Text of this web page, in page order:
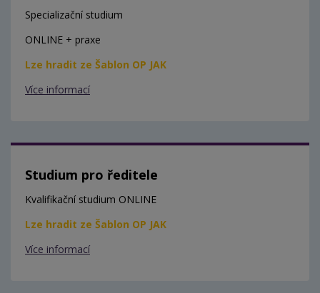
Specializační studium
ONLINE + praxe
Lze hradit ze Šablon OP JAK
Více informací
Studium pro ředitele
Kvalifikační studium ONLINE
Lze hradit ze Šablon OP JAK
Více informací